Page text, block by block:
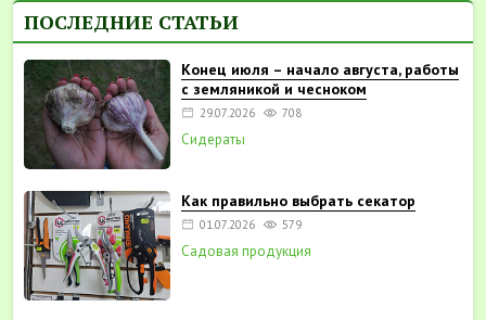
ПОСЛЕДНИЕ СТАТЬИ
Конец июля – начало августа, работы
с земляникой и чесноком
29.07.2026 708
Сидераты
Как правильно выбрать секатор
01.07.2026 579
Садовая продукция